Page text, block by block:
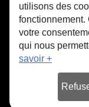
utilisons des
fonctionnement.
votre
qui nous
savoir +